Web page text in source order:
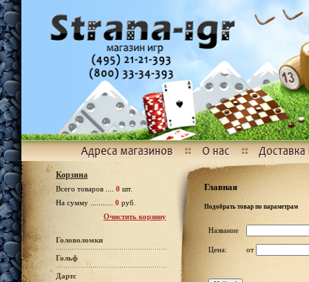
Корзина
Всего товаров .... 0шт.
На сумму ...........0 руб.
Очистить корзину
Головоломки
Гольф
Дартс
Главная
Подобрать товар по параметрам
Название
Цена: от